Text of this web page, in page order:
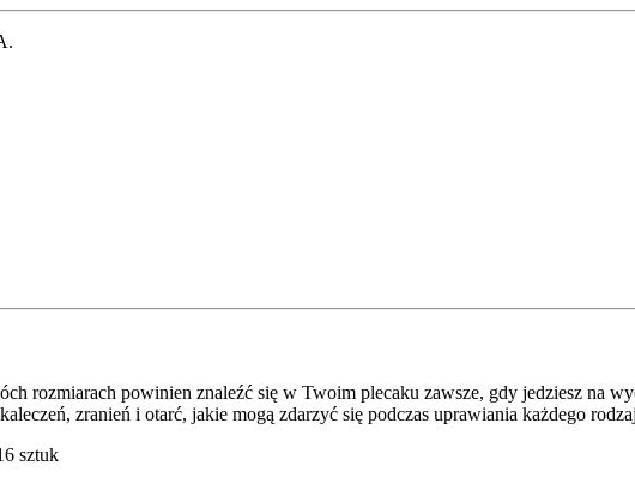
rozmiarach powinien znaleźć się w Twoim plecaku zawsze, gdy jedziesz na
zranień i otarć, jakie mogą zdarzyć się podczas uprawiania każdego
sztuk